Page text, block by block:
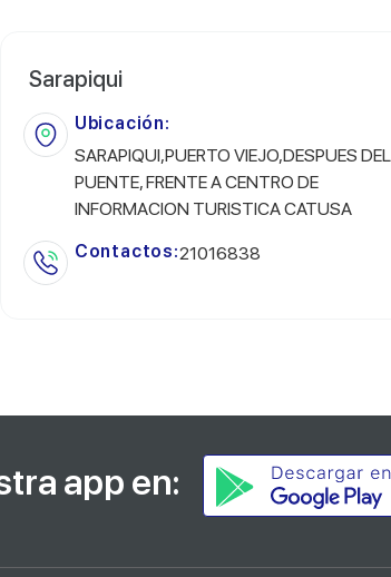
Sarapiqui
Ubicación:
SARAPIQUI,PUERTO VIEJO,DESPUES DEL
PUENTE, FRENTE A CENTRO DE
INFORMACION TURISTICA CATUSA
Contactos:21016838
app en: